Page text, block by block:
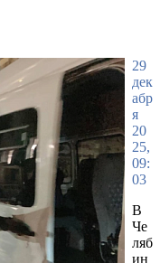
29
дек
абр
я
20
25,
09:
03
В
Че
ляб
ин